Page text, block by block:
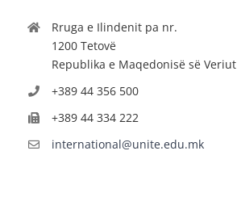
Rruga e Ilindenit pa nr.
1200 Tetovë
Republika e Maqedonisë së Veriut
+389 44 356 500
+389 44 334 222
international@unite.edu.mk